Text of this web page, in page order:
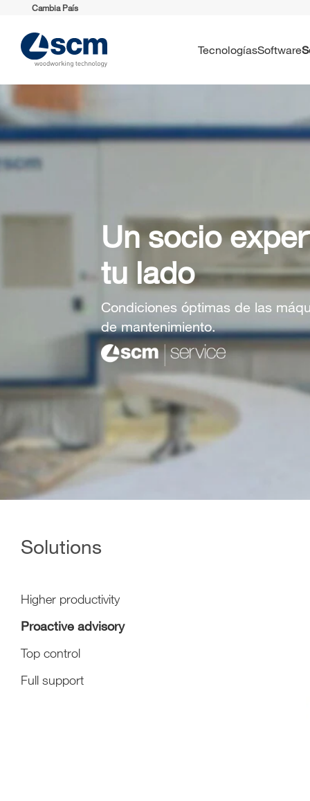
Cambia País
Tecnologías Software
Un socio
tu lado
Condiciones óptimas de las
de mantenimiento.
Solutions
Higher productivity
Proactive advisory
Top control
Full support